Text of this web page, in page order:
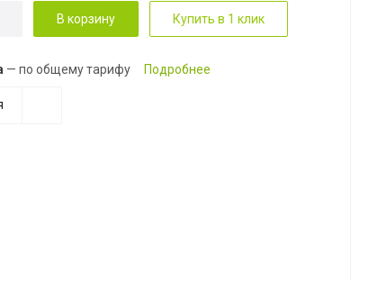
В корзину Купить в 1 клик
— по общему тарифу Подробнее